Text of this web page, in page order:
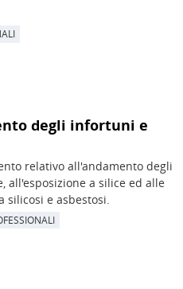
degli infortuni e
relativo all'andamento degli
a silice ed alle
e asbestosi.